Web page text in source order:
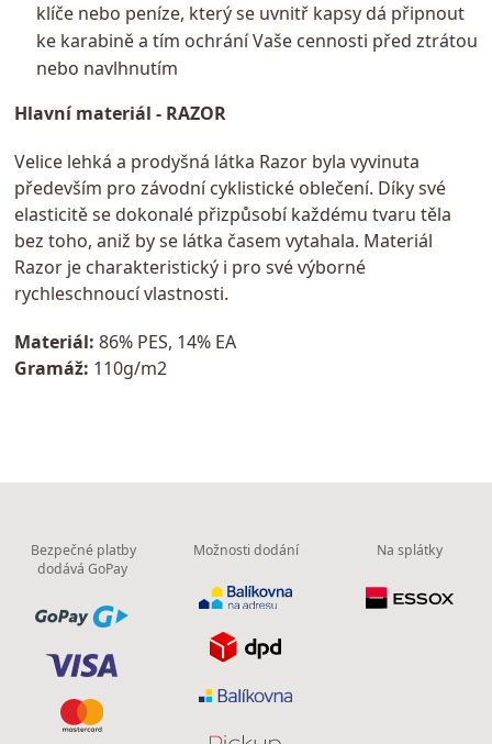
klíče nebo peníze, který se uvnitř kapsy dá připnout
ke karabině a tím ochrání Vaše cennosti před ztrátou
nebo navlhnutím
Hlavní materiál - RAZOR
Velice lehká a prodyšná látka Razor byla vyvinuta
především pro závodní cyklistické oblečení. Díky své
elasticitě se dokonalé přizpůsobí každému tvaru těla
bez toho, aniž by se látka časem vytahala. Materiál
Razor je charakteristický i pro své výborné
rychleschnoucí vlastnosti.
Materiál: 86% PES, 14% EA
Gramáž: 110g/m2
Bezpečné platby
dodává GoPay
Možnosti dodání Na splátky